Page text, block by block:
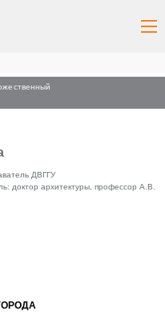
ДВГГУ
доктор архитектуры, профессор А.В.